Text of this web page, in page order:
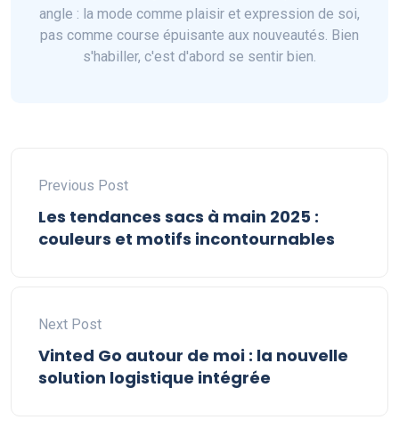
angle : la mode comme plaisir et expression de soi,
pas comme course épuisante aux nouveautés. Bien
s'habiller, c'est d'abord se sentir bien.
Previous Post
Les tendances sacs à main 2025 :
couleurs et motifs incontournables
Next Post
Vinted Go autour de moi : la nouvelle
solution logistique intégrée